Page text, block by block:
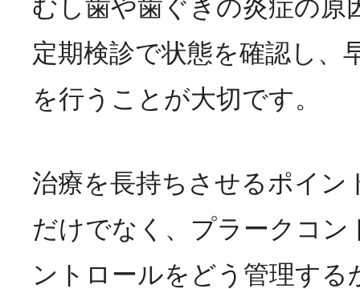
むし歯や歯ぐきの炎症の原
定期検診で状態を確認し、
を行うことが大切です。
治療を長持ちさせるポイン
だけでなく、プラークコン
ントロールをどう管理する